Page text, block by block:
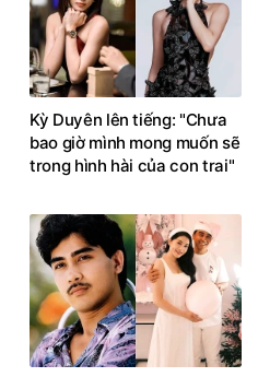
Kỳ Duyên lên tiếng: "Chưa
bao giờ mình mong muốn sẽ
trong hình hài của con trai"